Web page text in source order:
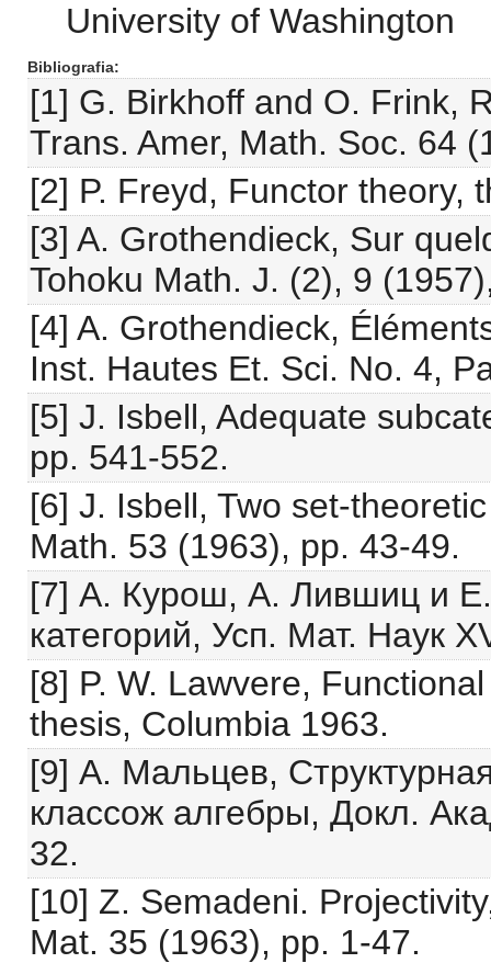
University of Washington
Bibliografia
[1] G. Birkhoff and O. Frink,
Trans. Amer, Math. Soc. 64
[2] P. Freyd, Functor theory,
[3] A. Grothendieck, Sur
Tohoku Math. J. (2), 9
[4] A. Grothendieck,
Inst. Hautes Et. Sci. No. 4,
[5] J. Isbell, Adequate
pp. 541-552.
[6] J. Isbell, Two set-
Math. 53 (1963), pp. 43-49.
[7] А. Курош, А. Лившиц и
категорий, Усп. Мат. Наук
[8] P. W. Lawvere,
thesis, Columbia 1963.
[9] А. Мальцев,
классож алгебры, Докл.
32.
[10] Z. Semadeni.
Mat. 35 (1963), pp. 1-47.